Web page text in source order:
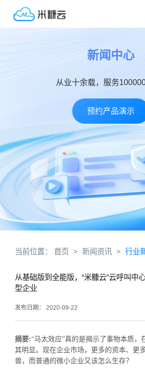
新闻中心
从业十余载，服务
预约产品演示
当前位置： 首页 > 新闻资讯 > 行业
从基础版到全能版，“米糠云”云呼叫中
型企业
发布日期： 2020-09-22
摘要:“马太效应”真的是揭示了事物本质，
其明显。现在企业市场，更多的资本、更
兽，而普通的微小企业又该怎么生存？